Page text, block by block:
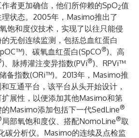
者更加确信，他们所仰赖的SpO2值
状态。2005年，Masimo推出了
饱和度仪技术，实现了以往只能侵
无创连续监测，包括总血红蛋白
、碳氧血红蛋白(SpCO®)、高
)、脉搏灌注变异指数(PVi®)、RPVi™
备指数(ORi™)。2013年，Masimo推
互通平台，该平台从头开始设计，
展性，以便添加其他Masimo和第
Masimo添加包括下一代SedLine®
局部氧饱和度仪、搭配NomoLine®取
碳分析仪。Masimo的连续及点检监